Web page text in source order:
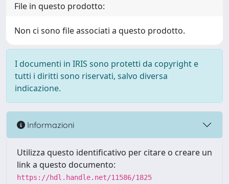
File in questo prodotto:
Non ci sono file associati a questo prodotto.
I documenti in IRIS sono protetti da copyright e
tutti i diritti sono riservati, salvo diversa
indicazione.
Informazioni
Utilizza questo identificativo per citare o creare un
link a questo documento:
https://hdl.handle.net/11586/1825